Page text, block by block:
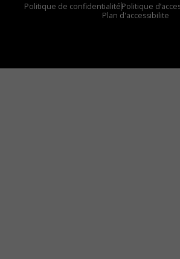
Politique de confidentialitéPolitique
Plan d'accessibilite